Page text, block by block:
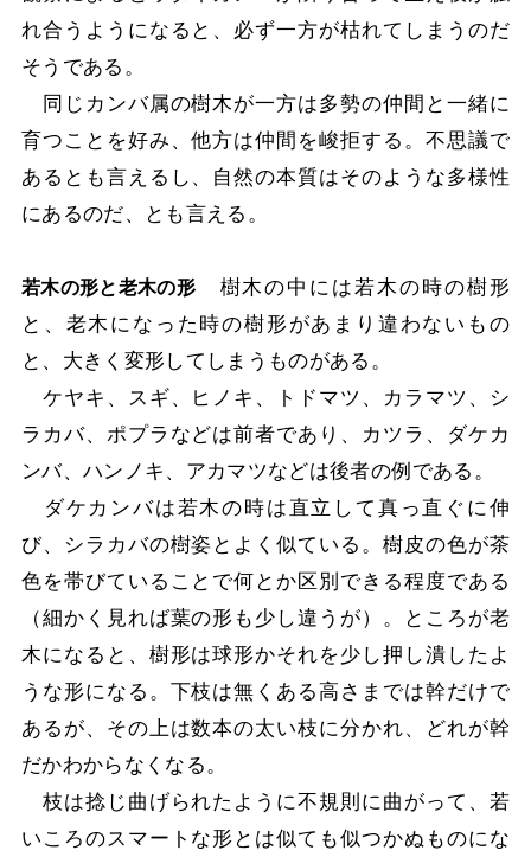
れ合うようになると、必ず一方が枯れてしまうのだ
そうである。
同じカンバ属の樹木が一方は多勢の仲間と一緒に
育つことを好み、他方は仲間を峻拒する。不思議で
あるとも言えるし、自然の本質はそのような多様性
にあるのだ、とも言える。
若木の形と老木の形 樹木の中には若木の時の樹形
と、老木になった時の樹形があまり違わないもの
と、大きく変形してしまうものがある。
ケヤキ、スギ、ヒノキ、トドマツ、カラマツ、シ
ラカバ、ポプラなどは前者であり、カツラ、ダケカ
ンバ、ハンノキ、アカマツなどは後者の例である。
ダケカンバは若木の時は直立して真っ直ぐに伸
び、シラカバの樹姿とよく似ている。樹皮の色が茶
色を帯びていることで何とか区別できる程度である
（細かく見れば葉の形も少し違うが）。ところが老
木になると、樹形は球形かそれを少し押し潰したよ
うな形になる。下枝は無くある高さまでは幹だけで
あるが、その上は数本の太い枝に分かれ、どれが幹
だかわからなくなる。
枝は捻じ曲げられたように不規則に曲がって、若
いころのスマートな形とは似ても似つかぬものにな